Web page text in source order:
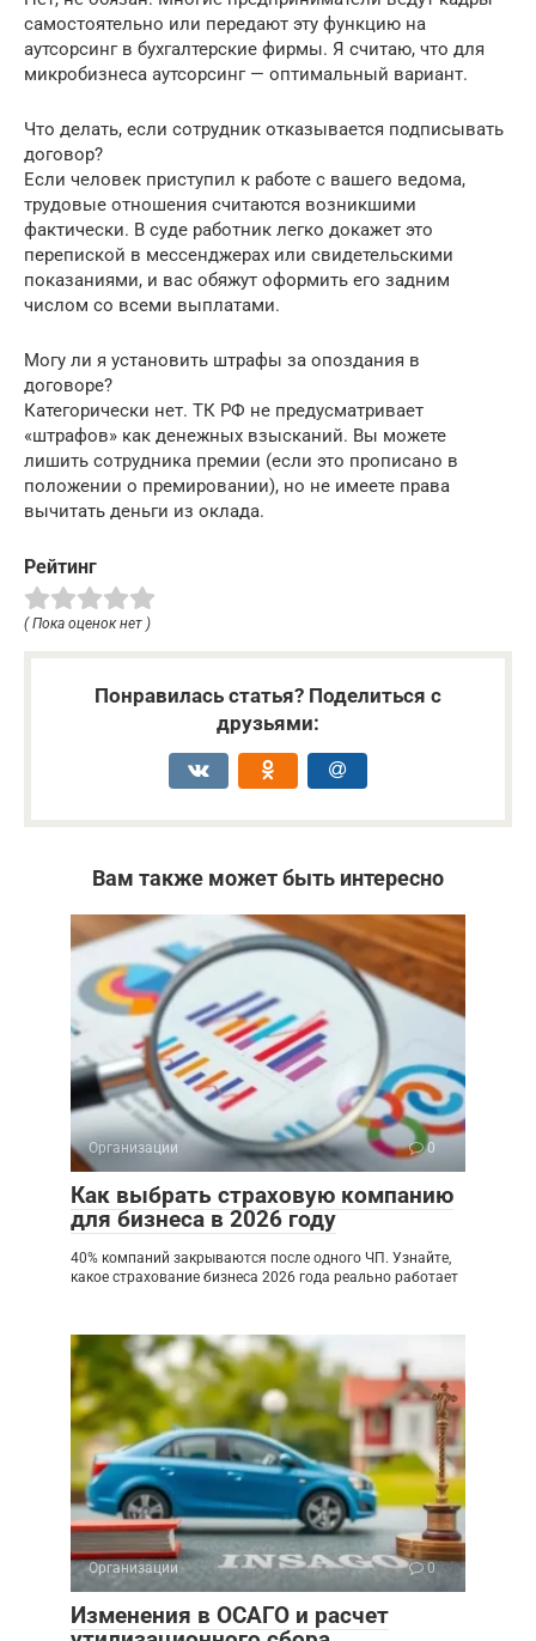
самостоятельно или передают эту функцию на
аутсорсинг в бухгалтерские фирмы. Я считаю, что для
микробизнеса аутсорсинг — оптимальный вариант.
Что делать, если сотрудник отказывается подписывать
договор?
Если человек приступил к работе с вашего ведома,
трудовые отношения считаются возникшими
фактически. В суде работник легко докажет это
перепиской в мессенджерах или свидетельскими
показаниями, и вас обяжут оформить его задним
числом со всеми выплатами.
Могу ли я установить штрафы за опоздания в
договоре?
Категорически нет. ТК РФ не предусматривает
«штрафов» как денежных взысканий. Вы можете
лишить сотрудника премии (если это прописано в
положении о премировании), но не имеете права
вычитать деньги из оклада.
Рейтинг
( Пока оценок нет )
Понравилась статья? Поделиться с
друзьями:
Вам также может быть интересно
Организации 0
Как выбрать страховую компанию
для бизнеса в 2026 году
40% компаний закрываются после одного ЧП. Узнайте,
какое страхование бизнеса 2026 года реально работает
Организации 0
Изменения в ОСАГО и расчет